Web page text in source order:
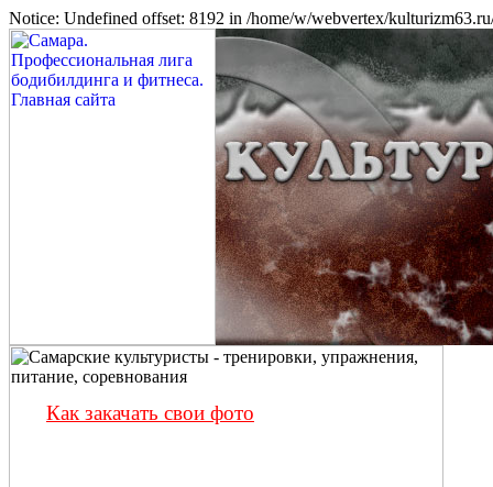
Notice: Undefined offset: 8192 in /home/w/webvertex/
Как закачать свои фото